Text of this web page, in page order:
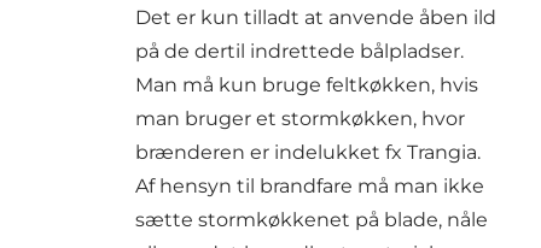
Det er kun tilladt at anvende åben ild
på de dertil indrettede bålpladser.
Man må kun bruge feltkøkken, hvis
man bruger et stormkøkken, hvor
brænderen er indelukket fx Trangia.
Af hensyn til brandfare må man ikke
sætte stormkøkkenet på blade, nåle